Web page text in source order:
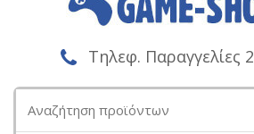
Τηλεφ. Παραγγελίες
για: